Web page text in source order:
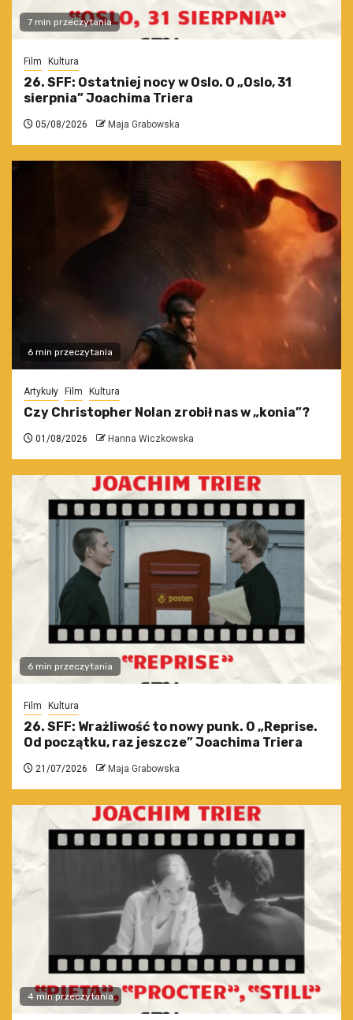
7 min przeczytania
Film Kultura
26. SFF: Ostatniej nocy w Oslo. O „Oslo, 31
sierpnia” Joachima Triera
05/08/2026 Maja Grabowska
6 min przeczytania
Artykuły Film Kultura
Czy Christopher Nolan zrobił nas w „konia”?
01/08/2026 Hanna Wiczkowska
6 min przeczytania
Film Kultura
26. SFF: Wrażliwość to nowy punk. O „Reprise.
Od początku, raz jeszcze” Joachima Triera
21/07/2026 Maja Grabowska
4 min przeczytania